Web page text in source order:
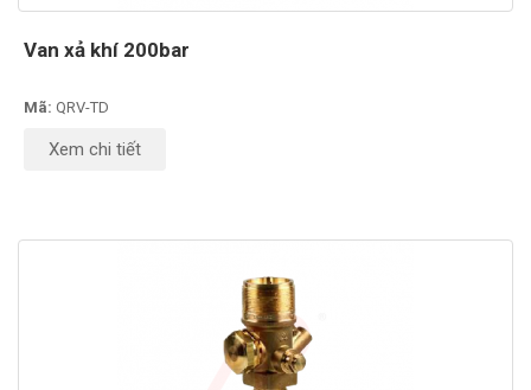
Van xả khí 200bar
Mã: QRV-TD
Xem chi tiết